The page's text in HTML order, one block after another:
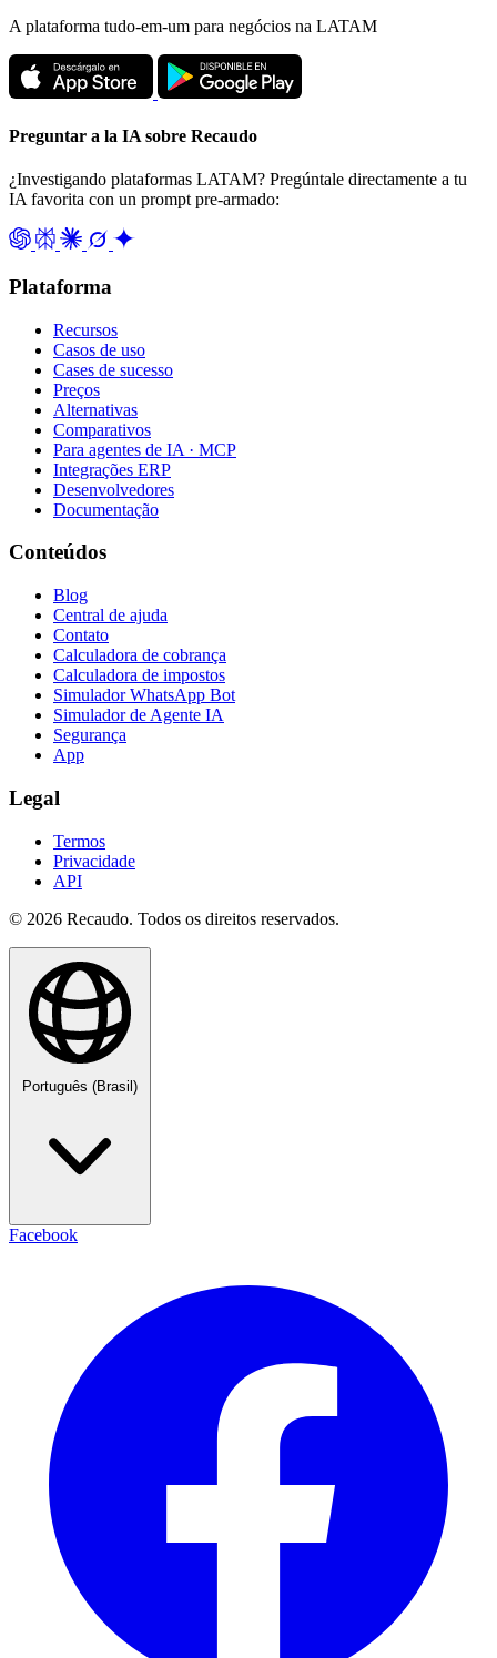
A plataforma tudo-em-um para negócios na LATAM
Preguntar a la IA sobre Recaudo
¿Investigando plataformas LATAM? Pregúntale directamente a tu
IA favorita con un prompt pre-armado:
Plataforma
Recursos
Casos de uso
Cases de sucesso
Preços
Alternativas
Comparativos
Para agentes de IA · MCP
Integrações ERP
Desenvolvedores
Documentação
Conteúdos
Blog
Central de ajuda
Contato
Calculadora de cobrança
Calculadora de impostos
Simulador WhatsApp Bot
Simulador de Agente IA
Segurança
App
Legal
Termos
Privacidade
API
© 2026 Recaudo. Todos os direitos reservados.
Português (Brasil)
Facebook